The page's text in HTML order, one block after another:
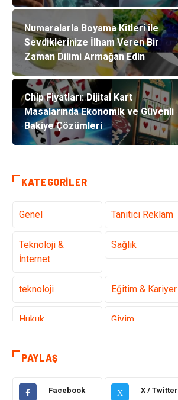
Numaralarla Boyama Kitleri ile
Sevdiklerinize İlham Veren Bir
Zaman Dilimi Armağan Edin
Chip Fiyatları: Dijital Kart
Masalarında Ekonomik ve Güvenli
Bakiye Çözümleri
KATEGORILER
Genel Tanıtıcı Reklam
Teknoloji &
İnternet
Sağlık
teknoloji Eğitim & Kariyer
Hukuk Giyim
Elektronik
PAYLAŞ
Facebook X X / Twitter